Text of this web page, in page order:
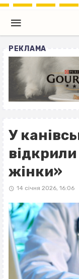
РЕКЛАМА
У
жінки»
14 січня 2026, 16:06